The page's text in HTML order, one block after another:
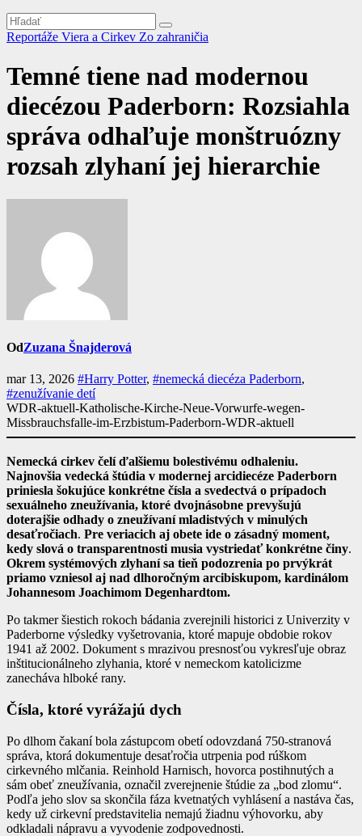
Reportáže Viera a Cirkev Zo zahraničia
Temné tiene nad modernou
diecézou Paderborn: Rozsiahla
správa odhaľuje monštruózny
rozsah zlyhaní jej hierarchie
OdZuzana Šnajderová
mar 13, 2026 #Harry Potter, #nemecká diecéza Paderborn,
#zenužívanie detí
WDR-aktuell-Katholische-Kirche-Neue-Vorwurfe-wegen-
Missbrauchsfalle-im-Erzbistum-Paderborn-WDR-aktuell
Nemecká cirkev čelí ďalšiemu bolestivému odhaleniu.
Najnovšia vedecká štúdia v modernej arcidiecéze Paderborn
priniesla šokujúce konkrétne čísla a svedectvá o prípadoch
sexuálneho zneužívania, ktoré dvojnásobne prevyšujú
doterajšie odhady o zneužívaní mladistvých v minulých
desaťročiach. Pre veriacich aj obete ide o zásadný moment,
kedy slová o transparentnosti musia vystriedať konkrétne činy.
Okrem systémových zlyhaní sa tieň podozrenia po prvýkrát
priamo vzniesol aj nad dlhoročným arcibiskupom, kardinálom
Johannesom Joachimom Degenhardtom.
Po takmer šiestich rokoch bádania zverejnili historici z Univerzity v
Paderborne výsledky vyšetrovania, ktoré mapuje obdobie rokov
1941 až 2002. Dokument s mrazivou presnosťou vykresľuje obraz
inštitucionálneho zlyhania, ktoré v nemeckom katolicizme
zanecháva hlboké rany.
Čísla, ktoré vyrážajú dych
Po dlhom čakaní bola zástupcom obetí odovzdaná 750-stranová
správa, ktorá dokumentuje desaťročia utrpenia pod rúškom
cirkevného mlčania. Reinhold Harnisch, hovorca postihnutých a
sám obeť zneužívania, označil zverejnenie štúdie za „bod zlomu“.
Podľa jeho slov sa skončila fáza kvetnatých vyhlásení a nastáva čas,
kedy už cirkevní predstavitelia nemajú žiadnu výhovorku, aby
odkladali nápravu a vyvodenie zodpovednosti.